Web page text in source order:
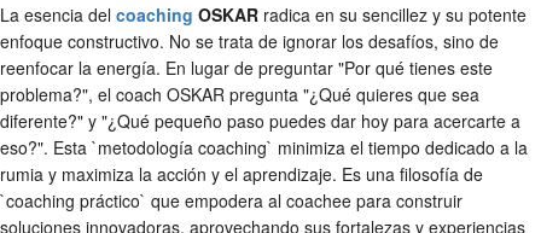
La esencia del coaching OSKAR radica en su sencillez y su potente
enfoque constructivo. No se trata de ignorar los desafíos, sino de
reenfocar la energía. En lugar de preguntar "Por qué tienes este
problema?", el coach OSKAR pregunta "¿Qué quieres que sea
diferente?" y "¿Qué pequeño paso puedes dar hoy para acercarte a
eso?". Esta `metodología coaching` minimiza el tiempo dedicado a la
rumia y maximiza la acción y el aprendizaje. Es una filosofía de
`coaching práctico` que empodera al coachee para construir
soluciones innovadoras, aprovechando sus fortalezas y experiencias